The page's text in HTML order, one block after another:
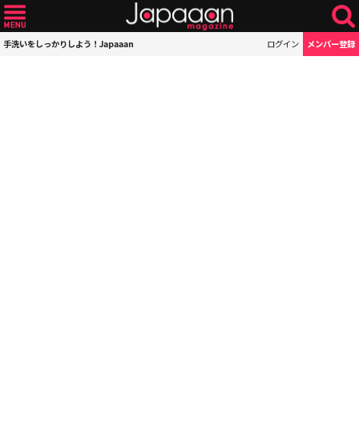
手洗いをしっかりしよう！Japaaan ログイン メンバー登録